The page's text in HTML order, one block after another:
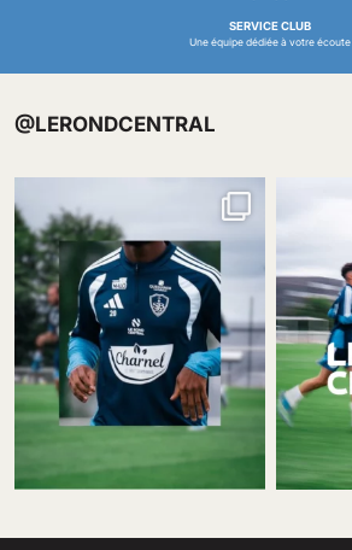
SERVICE CLUB
Une équipe dédiée à votre écoute
@LERONDCENTRAL